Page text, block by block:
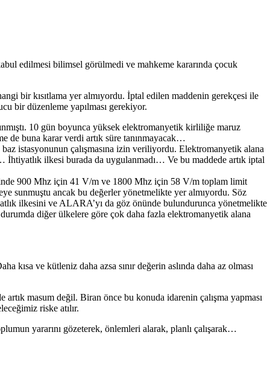
edilmesi bilimsel görülmedi ve mahkeme kararında çocuk
bir kısıtlama yer almıyordu. İptal edilen maddenin gerekçesi ile
bir düzenleme yapılması gerekiyor.
10 gün boyunca yüksek elektromanyetik kirliliğe maruz
de buna karar verdi artık süre tanınmayacak…
istasyonunun çalışmasına izin veriliyordu. Elektromanyetik alana
İhtiyatlık ilkesi burada da uygulanmadı… Ve bu maddede artık iptal
900 Mhz için 41 V/m ve 1800 Mhz için 58 V/m toplam limit
sunmuştu ancak bu değerler yönetmelikte yer almıyordu. Söz
ilkesini ve ALARA’yı da göz önünde bulundurunca yönetmelikte
diğer ülkelere göre çok daha fazla elektromanyetik alana
ve kütleniz daha azsa sınır değerin aslında daha az olması
masum değil. Biran önce bu konuda idarenin çalışma yapması
riske atılır.
yararını gözeterek, önlemleri alarak, planlı çalışarak…